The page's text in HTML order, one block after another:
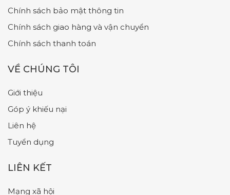
Chính sách bảo mật thông tin
Chính sách giao hàng và vận chuyển
Chính sách thanh toán
VỀ CHÚNG TÔI
Giới thiệu
Góp ý khiếu nại
Liên hệ
Tuyển dụng
LIÊN KẾT
Mạng xã hội